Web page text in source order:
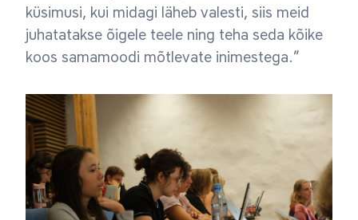
küsimusi, kui midagi läheb valesti, siis meid
juhatatakse õigele teele ning teha seda kõike
koos samamoodi mõtlevate inimestega.”